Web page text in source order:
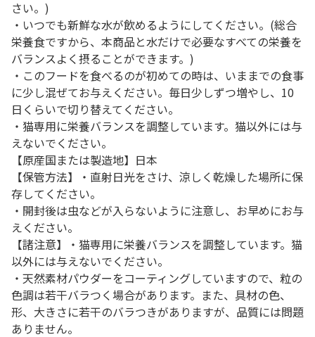
さい。)
・いつでも新鮮な水が飲めるようにしてください。(総合
栄養食ですから、本商品と水だけで必要なすべての栄養を
バランスよく摂ることができます。)
・このフードを食べるのが初めての時は、いままでの食事
に少し混ぜてお与えください。毎日少しずつ増やし、10
日くらいで切り替えてください。
・猫専用に栄養バランスを調整しています。猫以外には与
えないでください。
【原産国または製造地】日本
【保管方法】・直射日光をさけ、涼しく乾燥した場所に保
存してください。
・開封後は虫などが入らないように注意し、お早めにお与
えください。
【諸注意】・猫専用に栄養バランスを調整しています。猫
以外には与えないでください。
・天然素材パウダーをコーティングしていますので、粒の
色調は若干バラつく場合があります。また、具材の色、
形、大きさに若干のバラつきがありますが、品質には問題
ありません。